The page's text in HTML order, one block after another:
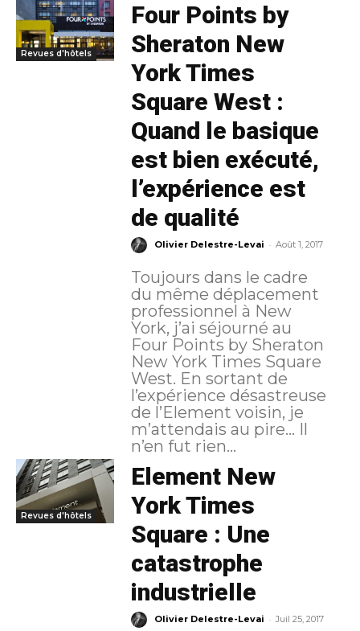
Revues d'hôtels
Four Points by
Sheraton New
York Times
Square West :
Quand le basique
est bien exécuté,
l’expérience est
de qualité
Olivier Delestre-Levai - Août 1, 2017
Toujours dans le cadre
du même déplacement
professionnel à New
York, j’ai séjourné au
Four Points by Sheraton
New York Times Square
West. En sortant de
l’expérience désastreuse
de l’Element voisin, je
m’attendais au pire… Il
n’en fut rien...
Revues d'hôtels
Element New
York Times
Square : Une
catastrophe
industrielle
Olivier Delestre-Levai - Juil 25, 2017